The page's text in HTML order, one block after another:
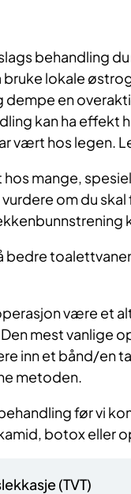
behandling
lokale
en
kan ha effekt
vært hos legen.
mange,
om du
være et
mest vanlige
inn et bånd/en
metoden.
før vi
botox eller
(TVT)